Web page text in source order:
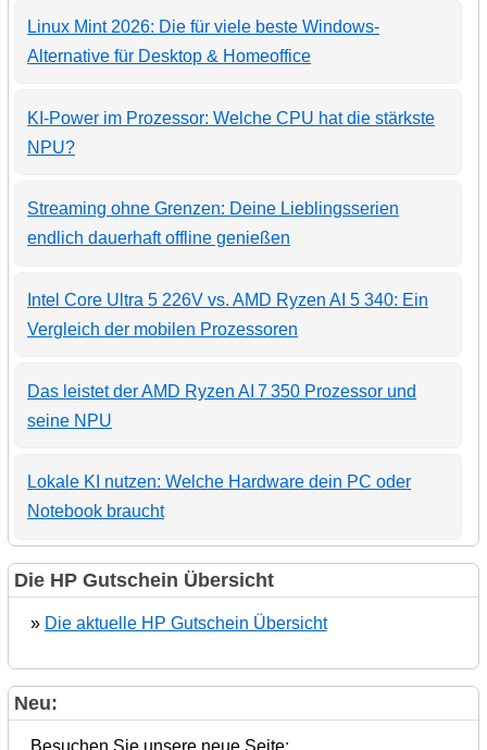
Linux Mint 2026: Die für viele beste Windows-
Alternative für Desktop & Homeoffice
KI-Power im Prozessor: Welche CPU hat die stärkste
NPU?
Streaming ohne Grenzen: Deine Lieblingsserien
endlich dauerhaft offline genießen
Intel Core Ultra 5 226V vs. AMD Ryzen AI 5 340: Ein
Vergleich der mobilen Prozessoren
Das leistet der AMD Ryzen AI 7 350 Prozessor und
seine NPU
Lokale KI nutzen: Welche Hardware dein PC oder
Notebook braucht
Die HP Gutschein Übersicht
» Die aktuelle HP Gutschein Übersicht
Neu:
Besuchen Sie unsere neue Seite: